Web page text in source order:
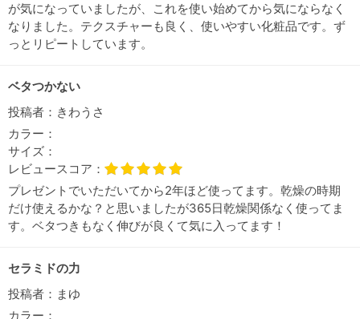
が気になっていましたが、これを使い始めてから気にならなく
なりました。テクスチャーも良く、使いやすい化粧品です。ず
っとリピートしています。
ベタつかない
投稿者： きわうさ
カラー：
サイズ：
レビュースコア：
プレゼントでいただいてから2年ほど使ってます。乾燥の時期
だけ使えるかな？と思いましたが365日乾燥関係なく使ってま
す。ベタつきもなく伸びが良くて気に入ってます！
セラミドの力
投稿者： まゆ
カラー：